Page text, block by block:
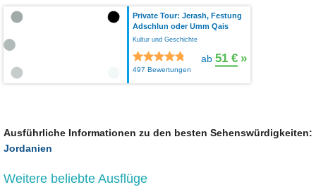
Private Tour: Jerash, Festung
Adschlun oder Umm Qais
Kultur und Geschichte
497 Bewertungen
ab 51 € »
Ausführliche Informationen zu den besten Sehenswürdigkeiten:
Jordanien
Weitere beliebte Ausflüge